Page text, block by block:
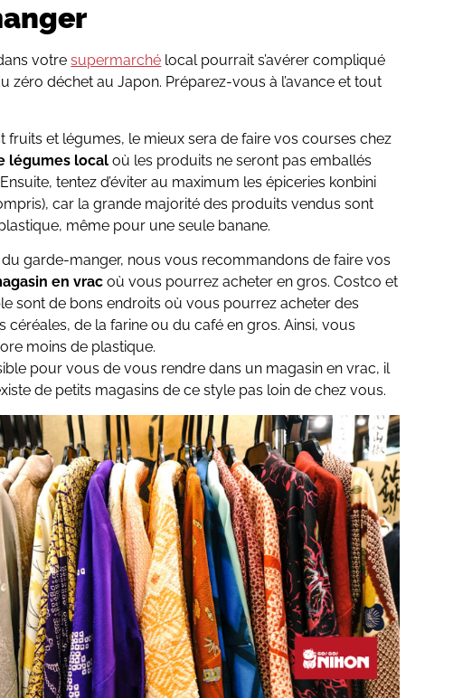
votresupermarché local pourrait s’avérer compliqué
zéro déchet au Japon. Préparez-vous à l’avance et tout
fruits et légumes, le mieux sera de faire vos courses chez
légumes local où les produits ne seront pas emballés
tentez d’éviter au maximum les épiceries konbini
car la grande majorité des produits vendus sont
même pour une seule banane.
du garde-manger, nous vous recommandons de faire vos
en vrac où vous pourrez acheter en gros. Costco et
sont de bons endroits où vous pourrez acheter des
céréales, de la farine ou du café en gros. Ainsi, vous
moins de plastique.
pour vous de vous rendre dans un magasin en vrac, il
de petits magasins de ce style pas loin de chez vous.